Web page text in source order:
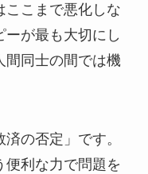
ここまで悪化しな
が最も大切にし
間同士の間では機
の否定」です。
便利な力で問題を